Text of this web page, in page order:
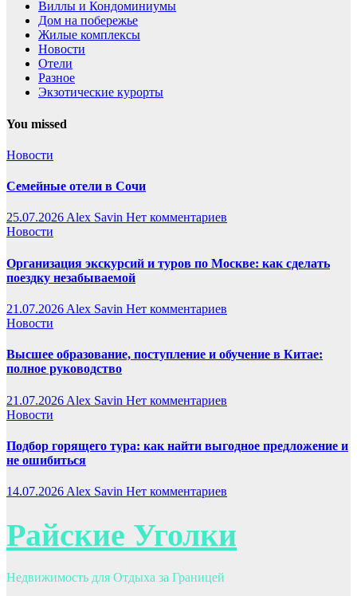
Виллы и Кондоминиумы
Дом на побережье
Жилые комплексы
Новости
Отели
Разное
Экзотические курорты
You missed
Новости
Семейные отели в Сочи
25.07.2026Alex Savin Нет комментариев
Новости
Организация экскурсий и туров по Москве: как сделать
поездку незабываемой
21.07.2026 Alex Savin Нет комментариев
Новости
Высшее образование, поступление и обучение в Китае:
полное руководство
21.07.2026 Alex Savin Нет комментариев
Новости
Подбор горящего тура: как найти выгодное предложение и
не ошибиться
14.07.2026 Alex Savin Нет комментариев
Райские Уголки
Недвижимость для Отдыха за Границей